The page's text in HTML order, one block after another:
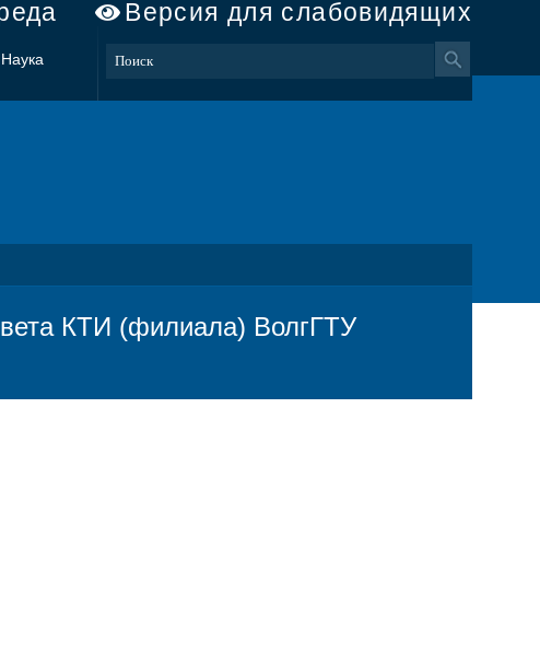
Версия для слабовидящих
Наука
КТИ (филиала) ВолгГТУ